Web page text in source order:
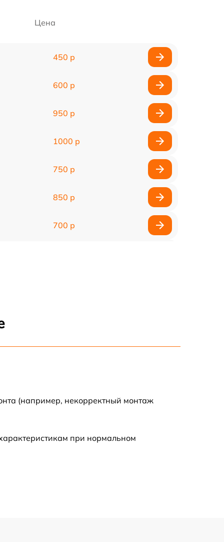
Цена
450 р
600 р
950 р
1000 р
750 р
850 р
700 р
(например, некорректный монтаж
при нормальном